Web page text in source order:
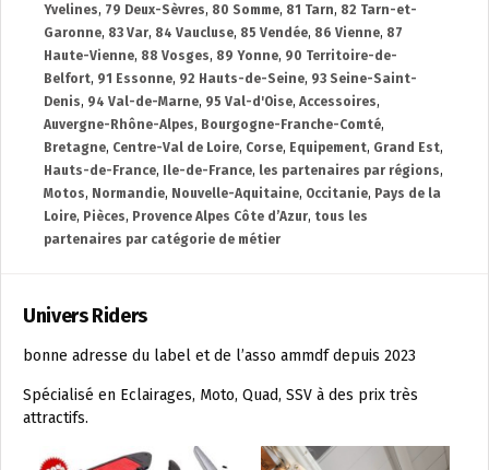
Yvelines, 79 Deux-Sèvres, 80 Somme, 81 Tarn, 82 Tarn-et-
Garonne, 83 Var, 84 Vaucluse, 85 Vendée, 86 Vienne, 87
Haute-Vienne, 88 Vosges, 89 Yonne, 90 Territoire-de-
Belfort, 91 Essonne, 92 Hauts-de-Seine, 93 Seine-Saint-
Denis, 94 Val-de-Marne, 95 Val-d'Oise, Accessoires,
Auvergne-Rhône-Alpes, Bourgogne-Franche-Comté,
Bretagne, Centre-Val de Loire, Corse, Equipement, Grand Est,
Hauts-de-France, Ile-de-France, les partenaires par régions,
Motos, Normandie, Nouvelle-Aquitaine, Occitanie, Pays de la
Loire, Pièces, Provence Alpes Côte d’Azur, tous les
partenaires par catégorie de métier
Univers Riders
bonne adresse du label et de l’asso ammdf depuis 2023
Spécialisé en Eclairages, Moto, Quad, SSV à des prix très
attractifs.